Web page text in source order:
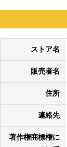
ストア名
販売者名
住所
連絡先
著作権商標権に